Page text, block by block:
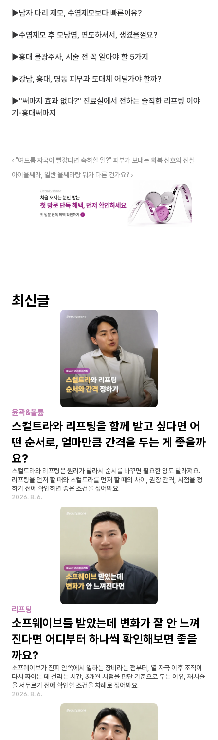
▶남자 다리 제모, 수염제모보다 빠른이유?
▶수염제모 후 모낭염, 면도하셔서, 생겼을껄요?
▶홍대 믈광주사, 시술 전 꼭 알아야 할 5가지
▶강남, 홍대, 명동 피부과 도대체 어딜가야 할까?
▶"써마지 효과 없다?" 진료실에서 전하는 솔직한 리프팅 이야
기-홍대써마지
‹ "여드름 자국이 빨갛다면 축하할 일?" 피부가 보내는 회복 신호의 진실
아이울쎄라, 일반 울쎄라랑 뭐가 다른 건가요? ›
최신글
윤곽&볼륨
스컬트라와 리프팅을 함께 받고 싶다면 어
떤 순서로, 얼마만큼 간격을 두는 게 좋을까
요?
스컬트라와 리프팅은 원리가 달라서 순서를 바꾸면 필요한 양도 달라져요.
리프팅을 먼저 할 때와 스컬트라를 먼저 할 때의 차이, 권장 간격, 시점을 정
하기 전에 확인하면 좋은 조건을 짚어봐요.
2026. 8. 6.
리프팅
소프웨이브를 받았는데 변화가 잘 안 느껴
진다면 어디부터 하나씩 확인해보면 좋을
까요?
소프웨이브가 진피 안쪽에서 일하는 장비라는 점부터, 열 자극 이후 조직이
다시 짜이는 데 걸리는 시간, 3개월 시점을 판단 기준으로 두는 이유, 재시술
을 서두르기 전에 확인할 조건을 차례로 짚어봐요.
2026. 8. 6.